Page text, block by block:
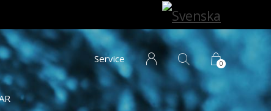
Service 0